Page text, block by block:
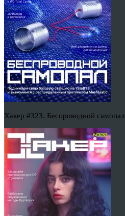
Хакер #323. Беспроводной самопал